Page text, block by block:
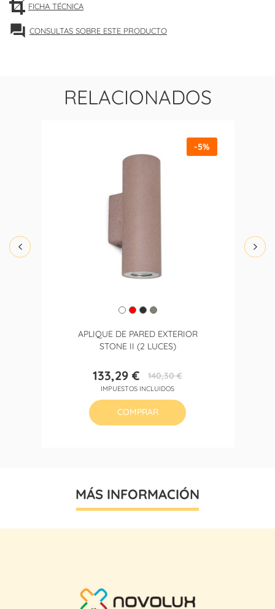
FICHA TÉCNICA
forum CONSULTAS SOBRE ESTE PRODUCTO
RELACIONADOS
APLIQUE DE PARED EXTERIOR
STONE II (2 LUCES)
Precio
133,29 €Precio
base
140,30 €
IMPUESTOS INCLUIDOS
-5%
COMPRAR
MÁS INFORMACIÓN